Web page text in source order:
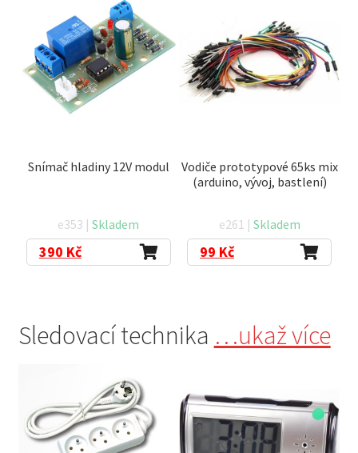
Snímač hladiny 12V modul
e353 |Skladem
390 Kč
Vodiče prototypové 65ks mix
(arduino, vývoj, bastlení)
e261 | Skladem
99 Kč
Sledovací technika …ukaž více